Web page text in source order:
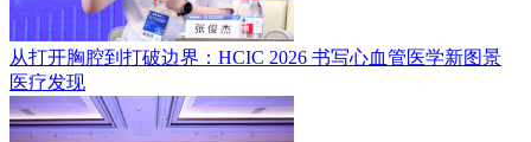
从打开胸腔到打破边界：HCIC 2026 书写心血管医学新图景
医疗发现